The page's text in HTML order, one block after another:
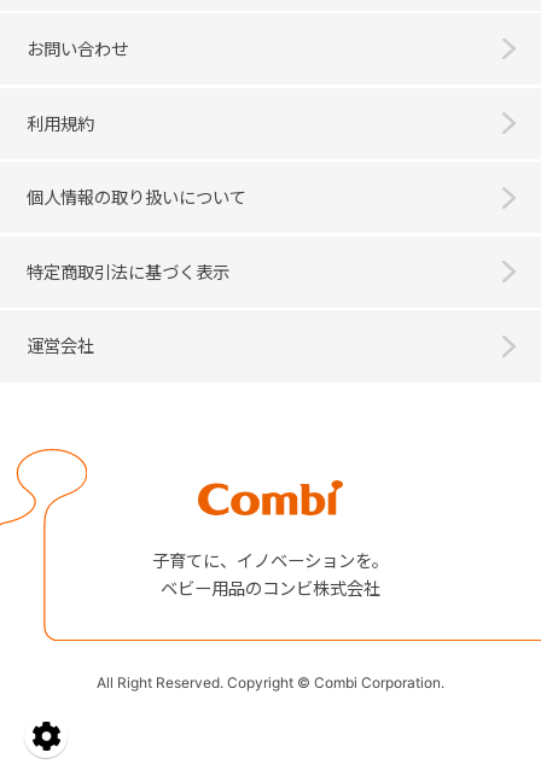
お問い合わせ
利用規約
個人情報の取り扱いについて
特定商取引法に基づく表示
運営会社
子育てに、イノベーションを。
ベビー用品のコンビ株式会社
All Right Reserved. Copyright © Combi Corporation.